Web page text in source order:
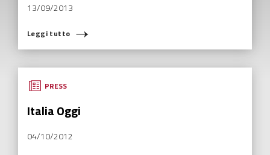
13/09/2013
Leggi tutto
PRESS
Italia Oggi
04/10/2012